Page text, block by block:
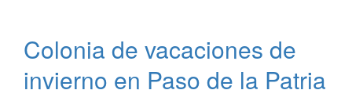
de
la
Liga
Colonia de vacaciones de
invierno en Paso de la Patria